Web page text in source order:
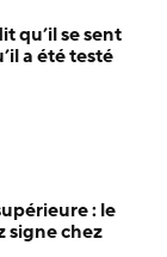
qu’il se sent
a été testé
: le
signe chez